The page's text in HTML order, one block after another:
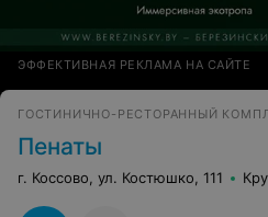
ЭФФЕКТИВНАЯ РЕКЛАМА НА САЙТЕ
ГОСТИНИЧНО-РЕСТОРАННЫЙ
Пенаты
г. Коссово, ул. Костюшко, 111